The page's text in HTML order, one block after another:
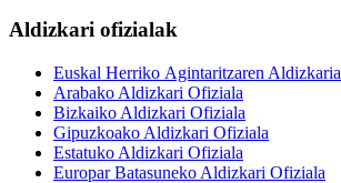
Aldizkari ofizialak
Euskal Herriko Agintaritzaren Aldizkaria
Arabako Aldizkari Ofiziala
Bizkaiko Aldizkari Ofiziala
Gipuzkoako Aldizkari Ofiziala
Estatuko Aldizkari Ofiziala
Europar Batasuneko Aldizkari Ofiziala